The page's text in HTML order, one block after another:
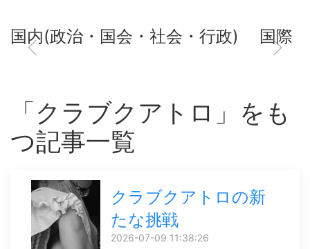
国内(政治・国会・社会・行政) 国際
「クラブクアトロ」をも
つ記事一覧
クラブクアトロの新
たな挑戦
2026-07-09 11:38:26